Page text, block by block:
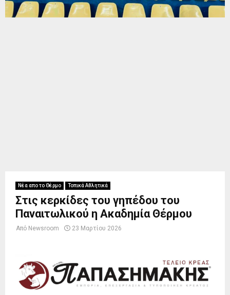
Νέα απο το Θέρμο Τοπικά Αθλητικά
Στις κερκίδες του γηπέδου του
Παναιτωλικού η Ακαδημία Θέρμου
Από Newsroom 23 Μαρτίου 2026